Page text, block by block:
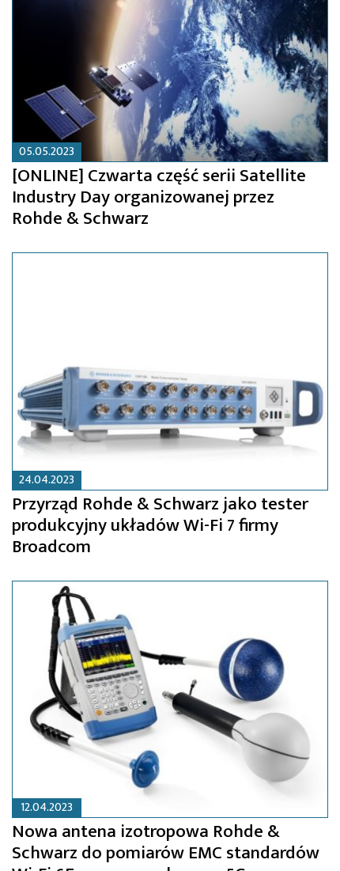
05.05.2023
[ONLINE] Czwarta część serii Satellite
Industry Day organizowanej przez
Rohde & Schwarz
24.04.2023
Przyrząd Rohde & Schwarz jako tester
produkcyjny układów Wi-Fi 7 firmy
Broadcom
12.04.2023
Nowa antena izotropowa Rohde &
Schwarz do pomiarów EMC standardów